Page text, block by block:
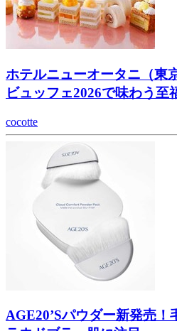
ホテルニューオータニ（東
ビュッフェ2026で味わう至
cocotte
AGE20’Sパウダー新発売！